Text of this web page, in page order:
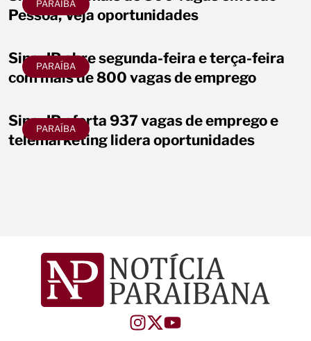
PARAÍBA
Pessoa; Veja oportunidades
PARAÍBA
Sine-JP abre segunda-feira e terça-feira
com mais de 800 vagas de emprego
PARAÍBA
Sine-JP oferta 937 vagas de emprego e
telemarketing lidera oportunidades